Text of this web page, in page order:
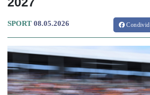
SPORT 08.05.2026